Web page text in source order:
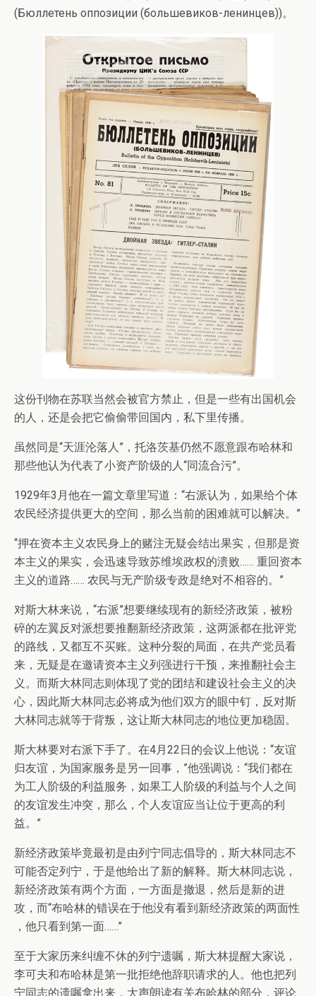
(Бюллетень оппозиции (большевиков-ленинцев))。
这份刊物在苏联当然会被官方禁止，但是一些有出国机会
的人，还是会把它偷偷带回国内，私下里传播。
虽然同是“天涯沦落人”，托洛茨基仍然不愿意跟布哈林和
那些他认为代表了小资产阶级的人“同流合污”。
1929年3月他在一篇文章里写道：“右派认为，如果给个体
农民经济提供更大的空间，那么当前的困难就可以解决。”
“押在资本主义农民身上的赌注无疑会结出果实，但那是资
本主义的果实，会迅速导致苏维埃政权的溃败…… 重回资本
主义的道路…… 农民与无产阶级专政是绝对不相容的。”
对斯大林来说，“右派”想要继续现有的新经济政策，被粉
碎的左翼反对派想要推翻新经济政策，这两派都在批评党
的路线，又都互不买账。这种分裂的局面，在共产党员看
来，无疑是在邀请资本主义列强进行干预，来推翻社会主
义。而斯大林同志则体现了党的团结和建设社会主义的决
心，因此斯大林同志必将成为他们双方的眼中钉，反对斯
大林同志就等于背叛，这让斯大林同志的地位更加稳固。
斯大林要对右派下手了。在4月22日的会议上他说：“友谊
归友谊，为国家服务是另一回事，”他强调说：“我们都在
为工人阶级的利益服务，如果工人阶级的利益与个人之间
的友谊发生冲突，那么，个人友谊应当让位于更高的利
益。”
新经济政策毕竟最初是由列宁同志倡导的，斯大林同志不
可能否定列宁，于是他给出了新的解释。斯大林同志说，
新经济政策有两个方面，一方面是撤退，然后是新的进
攻，而“布哈林的错误在于他没有看到新经济政策的两面性
，他只看到第一面……”
至于大家历来纠缠不休的列宁遗嘱，斯大林提醒大家说，
李可夫和布哈林是第一批拒绝他辞职请求的人。他也把列
宁同志的遗嘱拿出来，大声朗读有关布哈林的部分，评论